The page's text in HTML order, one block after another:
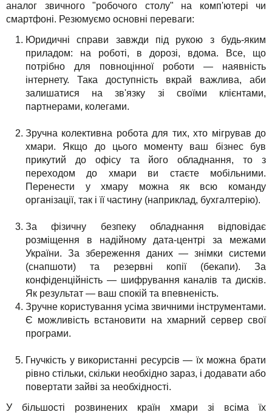
аналог звичного "робочого столу" на комп'ютері чи
смартфоні. Резюмуємо основні переваги:
Юридичні справи завжди під рукою з будь-яким
приладом: на роботі, в дорозі, вдома. Все, що
потрібно для повноцінної роботи — наявність
інтернету. Така доступність вкрай важлива, аби
залишатися на зв'язку зі своїми клієнтами,
партнерами, колегами.
Зручна колективна робота для тих, хто мігрував до
хмари. Якщо до цього моменту ваш бізнес був
прикутий до офісу та його обладнання, то з
переходом до хмари ви стаєте мобільними.
Перенести у хмару можна як всю команду
організації, так і її частину (наприклад, бухгалтерію).
За фізичну безпеку обладнання відповідає
розміщення в надійному дата-центрі за межами
України. За збереження даних — знімки системи
(снапшоти) та резервні копії (бекапи). За
конфіденційність — шифрування каналів та дисків.
Як результат — ваш спокій та впевненість.
Зручне користування усіма звичними інструментами.
Є можливість встановити на хмарний сервер свої
програми.
Гнучкість у використанні ресурсів — їх можна брати
рівно стільки, скільки необхідно зараз, і додавати або
повертати зайві за необхідності.
У більшості розвинених країн хмари зі всіма їх